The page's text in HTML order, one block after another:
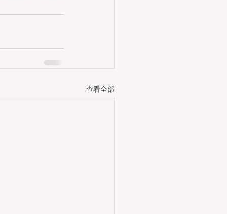
查看全部